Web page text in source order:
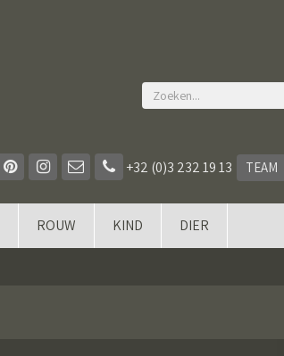
+32 (0)3 232 19 13 TEAM
ROUW KIND DIER